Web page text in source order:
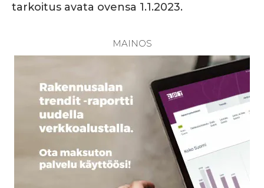
tarkoitus avata ovensa 1.1.2023.